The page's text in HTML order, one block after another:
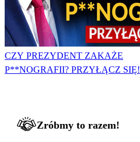
CZY PREZYDENT ZAKAŻE
P**NOGRAFII? PRZYŁĄCZ SIĘ!
Zróbmy to razem!